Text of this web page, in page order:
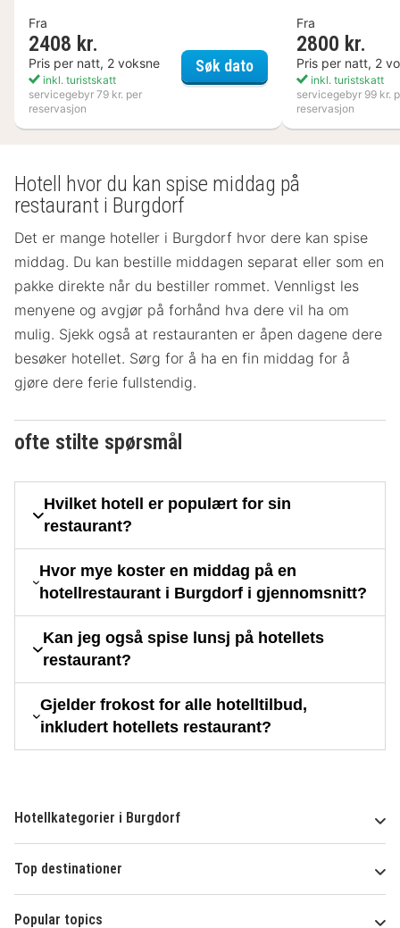
Fra
2408 kr.
Pris per natt, 2 voksne
inkl. turistskatt
servicegebyr 79 kr. per
reservasjon
Søk datoKosta Boda Art Hotel
Fra
2800 kr.
Pris per natt, 2
inkl. turistskatt
servicegebyr 99 kr.
reservasjon
Hotell hvor du kan spise middag på
restaurant i Burgdorf
Det er mange hoteller i Burgdorf hvor dere kan spise
middag. Du kan bestille middagen separat eller som en
pakke direkte når du bestiller rommet. Vennligst les
menyene og avgjør på forhånd hva dere vil ha om
mulig. Sjekk også at restauranten er åpen dagene dere
besøker hotellet. Sørg for å ha en fin middag for å
gjøre dere ferie fullstendig.
ofte stilte spørsmål
Hvilket hotell er populært for sin
restaurant?
Hvor mye koster en middag på en
hotellrestaurant i Burgdorf i gjennomsnitt?
Kan jeg også spise lunsj på hotellets
restaurant?
Gjelder frokost for alle hotelltilbud,
inkludert hotellets restaurant?
Hotellkategorier i Burgdorf
Top destinationer
Popular topics